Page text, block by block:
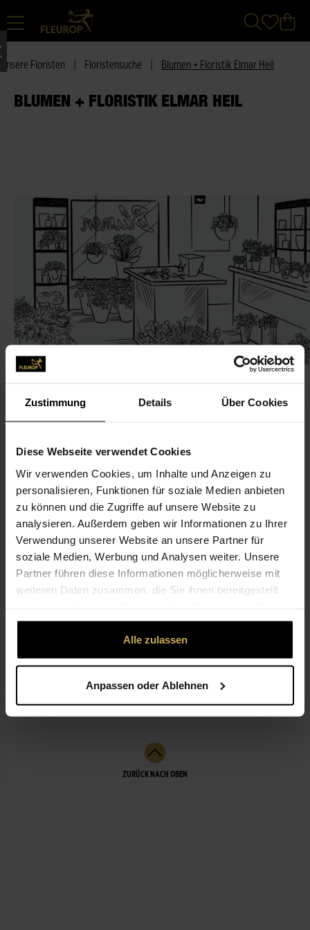
Zustimmung Details Über Cookies
Diese Webseite verwendet Cookies
Wir verwenden Cookies, um Inhalte und Anzeigen zu
personalisieren, Funktionen für soziale Medien anbieten
zu können und die Zugriffe auf unsere Website zu
analysieren. Außerdem geben wir Informationen zu Ihrer
Verwendung unserer Website an unsere Partner für
soziale Medien, Werbung und Analysen weiter. Unsere
Partner führen diese Informationen möglicherweise mit
weiteren Daten zusammen, die Sie ihnen bereitgestellt
gesammelt haben.
Alle zulassen
Anpassen oder Ablehnen
Unsere Floristen Floristensuche Blumen + Floristik Elmar Heil
BLUMEN + FLORISTIK ELMAR HEIL
KONTAKT
Blumen + Floristik Elmar Heil
Tietze, Karin
Rabanus-Maurus-Str. 16
36100 Petersberg
0661-627 79
k.tietze@blumen-heil.de
NICHT LIEFERBEREIT
LEISTUNGEN
ZURÜCK NACH OBEN